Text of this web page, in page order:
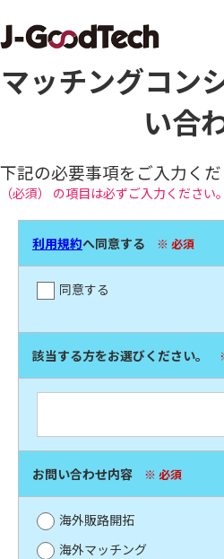
マッチングコン
い合
下記の必要事項をご入力くだ
（必須） の項目は必ずご入力ください。
利用規約へ同意する ※ 必須
同意する
該当する方をお選びください。
お問い合わせ内容 ※ 必須
海外販路開拓
海外マッチング